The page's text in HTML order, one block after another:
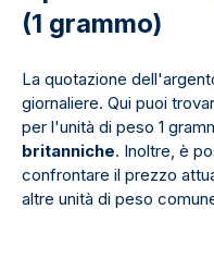
(1 grammo)
La quotazione
giornaliere. Qui puoi
per l'unità di peso 1
britanniche. Inoltre, è
confrontare il prezzo
altre unità di peso